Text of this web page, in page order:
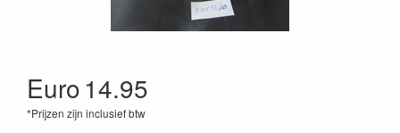
Euro14.95
*Prijzen zijn inclusief btw